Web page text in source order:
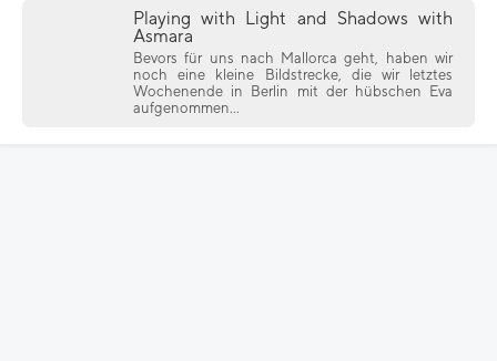
Playing with Light and Shadows with
Asmara
Bevors für uns nach Mallorca geht, haben wir
noch eine kleine Bildstrecke, die wir letztes
Wochenende in Berlin mit der hübschen Eva
aufgenommen...